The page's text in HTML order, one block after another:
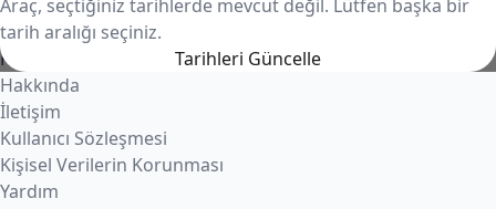
Araç, seçtiğiniz tarihlerde mevcut değil. Lütfen başka bir
tarih aralığı seçiniz.
Tarihleri Güncelle
yanınızda.
Keşfet
Rentiva
Hakkında
İletişim
Kullanıcı Sözleşmesi
Kişisel Verilerin Korunması
Yardım